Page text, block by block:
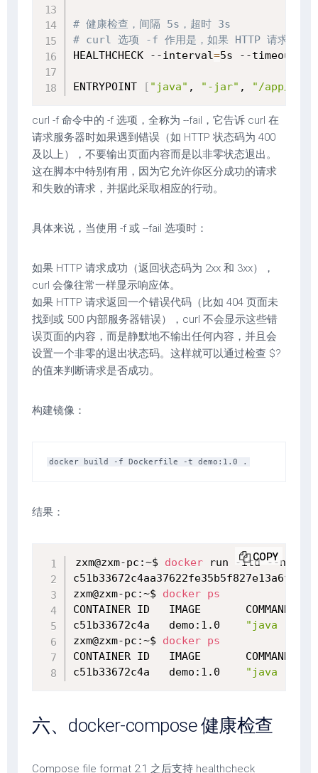
# 健康检查，间隔 5s，超时 3s
# curl 选项 -f 作用是，如果 HTTP 请求失败，
HEALTHCHECK --interval=5s --timeout
ENTRYPOINT [ "java" , "-jar" , "/app/
curl -f 命令中的 -f 选项，全称为 --fail，它告诉 curl 在
请求服务器时如果遇到错误（如 HTTP 状态码为 400
及以上），不要输出页面内容而是以非零状态退出。
这在脚本中特别有用，因为它允许你区分成功的请求
和失败的请求，并据此采取相应的行动。
具体来说，当使用 -f 或 --fail 选项时：
如果 HTTP 请求成功（返回状态码为 2xx 和 3xx），
curl 会像往常一样显示响应体。
如果 HTTP 请求返回一个错误代码（比如 404 页面未
找到或 500 内部服务器错误），curl 不会显示这些错
误页面的内容，而是静默地不输出任何内容，并且会
设置一个非零的退出状态码。这样就可以通过检查 $?
的值来判断请求是否成功。
构建镜像：
docker build -f Dockerfile -t demo:1.0 .
结果：
zxm@zxm-pc:~$ docker run -itd --name
zxm@zxm-pc:~$ docker ps
CONTAINER ID   IMAGE
c51b33672c4a   demo:1.0
"java -jar /
zxm@zxm-pc:~$ docker ps
CONTAINER ID   IMAGE
c51b33672c4a   demo:1.0
"java -jar /
COPY
六、docker-compose 健康检查
Compose file format 2.1 之后支持 healthcheck